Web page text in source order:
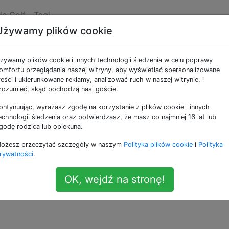
Golf Tagi
interpretera języka przypominającego seplenienie,
programu dlaGLisp
nawiasami, w następującej formie:
zewnętrzne znaki spacji przed i po nawiasach,
plików cookie
plików cookie i innych technologii śledzenia w celu poprawy
przeglądania naszej witryny, aby wyświetlać spersonalizowane
i ukierunkowane reklamy, analizować ruch w naszej witrynie, i
skąd pochodzą nasi goście.
wyrażasz zgodę na korzystanie z plików cookie i innych
śledzenia oraz potwierdzasz, że masz co najmniej 16 lat lub
rodzica lub opiekuna.
przeczytać szczegóły w naszym Polityka plików cookie i Polityka
.
OK, wejdź na stronę!